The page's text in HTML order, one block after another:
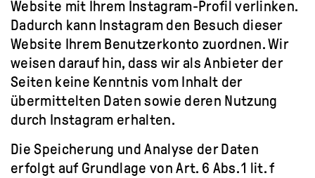
Website mit Ihrem Instagram-Profil verlinken.
Dadurch kann Instagram den Besuch dieser
Website Ihrem Benutzerkonto zuordnen. Wir
weisen darauf hin, dass wir als Anbieter der
Seiten keine Kenntnis vom Inhalt der
übermittelten Daten sowie deren Nutzung
durch Instagram erhalten.
Die Speicherung und Analyse der Daten
erfolgt auf Grundlage von Art. 6 Abs. 1 lit. f